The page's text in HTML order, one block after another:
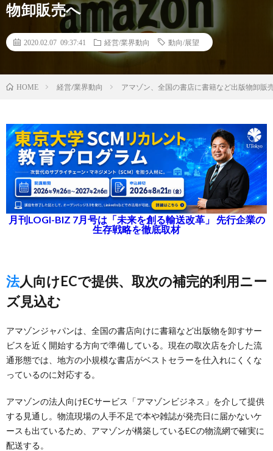
物卸販売へ
2020.02.07 09:37:41 経営/業界動向 動向/展望
HOME 経営/業界動向 アマゾン、全国の書店に書籍など出版物卸販
月刊LOGI-BIZ 7月号は「未来を創る輸送改革」 先行企業の
生存戦略を徹底取材
法人向けECで提供、取次の補完的利用ニー
ズ見込む
アマゾンジャパンは、全国の書店向けに書籍など出版物を卸すサー
ビスを近く開始する方向で準備している。現在の取次店を介した流
通形態では、地方の小規模な書店がベストセラーを仕入れにくくな
っているのに対応する。
アマゾンの法人向けECサービス「アマゾンビジネス」を介して提供
する見通し。物流現場の人手不足で本や雑誌が発売日に届かないケ
ースも出ているため、アマゾンが構築しているECの物流網で確実に
配送する。